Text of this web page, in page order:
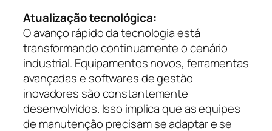
Atualização tecnológica:
O avanço rápido da tecnologia está
transformando continuamente o cenário
industrial. Equipamentos novos, ferramentas
avançadas e softwares de gestão
inovadores são constantemente
desenvolvidos. Isso implica que as equipes
de manutenção precisam se adaptar e se